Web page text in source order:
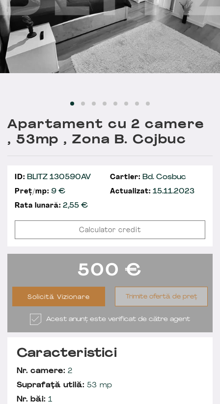
Apartament cu 2 camere
, 53mp , Zona B. Cojbuc
ID: BLITZ 130590AV Cartier: Bd. Cosbuc
Preț/mp: 9 € Actualizat: 15.11.2023
Rata lunară: 2,55€
Calculator credit
500 €
Solicită Vizionare Trimite ofertă de preț
Acest anunț este verificat de către agent
Caracteristici
Nr. camere: 2
Suprafață utilă: 53 mp
Nr. băi: 1